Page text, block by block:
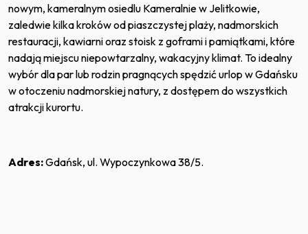
nowym, kameralnym osiedlu Kameralnie w Jelitkowie,
zaledwie kilka kroków od piaszczystej plaży, nadmorskich
restauracji, kawiarni oraz stoisk z goframi i pamiątkami, które
nadają miejscu niepowtarzalny, wakacyjny klimat. To idealny
wybór dla par lub rodzin pragnących spędzić urlop w Gdańsku
w otoczeniu nadmorskiej natury, z dostępem do wszystkich
atrakcji kurortu.
Adres:Gdańsk, ul. Wypoczynkowa 38/5.